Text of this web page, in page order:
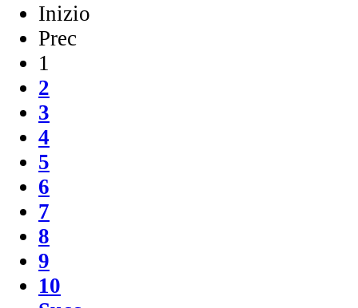
Inizio
Prec
1
2
3
4
5
6
7
8
9
10